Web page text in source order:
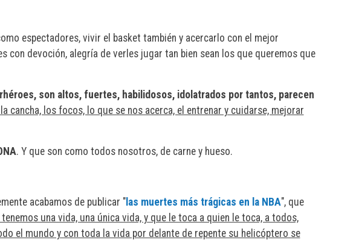
espectadores, vivir el basket también y acercarlo con el mejor
con devoción, alegría de verles jugar tan bien sean los que queremos que
son altos, fuertes, habilidosos, idolatrados por tantos, parecen
cancha, los focos, lo que se nos acerca, el entrenar y cuidarse, mejorar
. Y que son como todos nosotros, de carne y hueso.
acabamos de publicar "las muertes más trágicas en la NBA", que
una vida, una única vida, y que le toca a quien le toca, a todos,
el mundo y con toda la vida por delante de repente su helicóptero se